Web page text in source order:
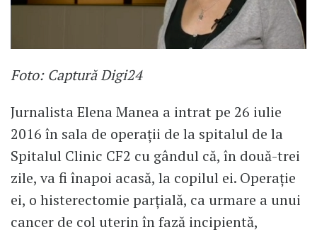
Foto: Captură Digi24
Jurnalista Elena Manea a intrat pe 26 iulie
2016 în sala de operații de la spitalul de la
Spitalul Clinic CF2 cu gândul că, în două-trei
zile, va fi înapoi acasă, la copilul ei. Operație
ei, o histerectomie parțială, ca urmare a unui
cancer de col uterin în fază incipientă,